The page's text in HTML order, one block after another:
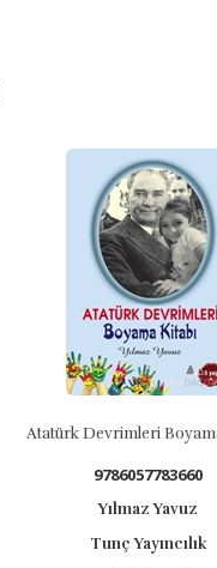
Atatürk Devrimleri Boyama
9786057783660
Yılmaz Yavuz
Tunç Yayıncılık